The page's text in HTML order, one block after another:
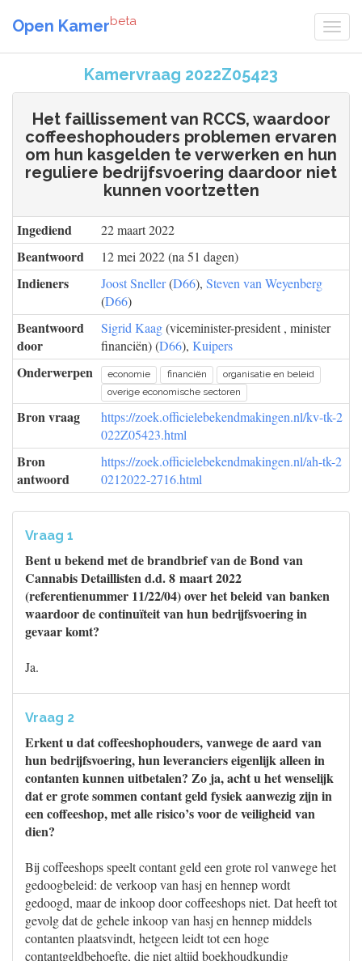
Open Kamerbeta
Kamervraag 2022Z05423
Het faillissement van RCCS, waardoor
coffeeshophouders problemen ervaren
om hun kasgelden te verwerken en hun
reguliere bedrijfsvoering daardoor niet
kunnen voortzetten
Ingediend 22 maart 2022
Beantwoord 12 mei 2022 (na 51 dagen)
Indieners Joost Sneller(D66), Steven van Weyenberg
(D66)
Beantwoord
door
Sigrid Kaag(viceminister-president , minister
financiën) (D66), Kuipers
Onderwerpen economie financiën
organisatie en beleid
overige economische sectoren
Bron vraag
https://zoek.officielebekendmakingen.nl/kv-tk-2
022Z05423.html
Bron
antwoord
https://zoek.officielebekendmakingen.nl/ah-tk-2
0212022-2716.html
Vraag 1
Bent u bekend met de brandbrief van de Bond van
Cannabis Detaillisten d.d. 8 maart 2022
(referentienummer 11/22/04) over het beleid van banken
waardoor de continuïteit van hun bedrijfsvoering in
gevaar komt?
Ja.
Vraag 2
Erkent u dat coffeeshophouders, vanwege de aard van
hun bedrijfsvoering, hun leveranciers eigenlijk alleen in
contanten kunnen uitbetalen? Zo ja, acht u het wenselijk
dat er grote sommen contant geld fysiek aanwezig zijn in
een coffeeshop, met alle risico’s voor de veiligheid van
dien?
Bij coffeeshops speelt contant geld een grote rol vanwege het
gedoogbeleid: de verkoop van hasj en hennep wordt
gedoogd, maar de inkoop door coffeeshops niet. Dat heeft tot
gevolg dat de gehele inkoop van hasj en hennep middels
contanten plaatsvindt, hetgeen leidt tot een hoge
contantgeldbehoefte, die niet altijd boekhoudkundig